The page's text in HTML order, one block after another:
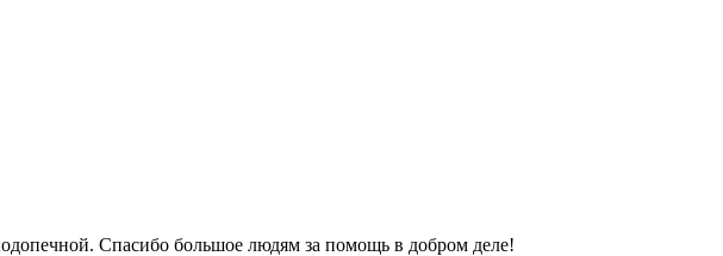
Спасибо большое людям за помощь в добром деле!